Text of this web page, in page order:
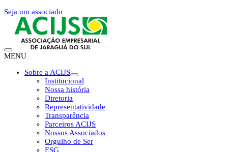
Seja um associado
MENU
Sobre a ACIJS
Institucional
Nossa história
Diretoria
Representatividade
Transparência
Parceiros ACIJS
Nossos Associados
Orgulho de Ser
ESG